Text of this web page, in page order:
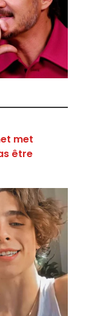
met
être